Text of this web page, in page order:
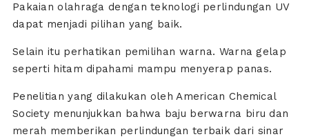
Pakaian olahraga dengan teknologi perlindungan UV
dapat menjadi pilihan yang baik.
Selain itu perhatikan pemilihan warna. Warna gelap
seperti hitam dipahami mampu menyerap panas.
Penelitian yang dilakukan oleh American Chemical
Society menunjukkan bahwa baju berwarna biru dan
merah memberikan perlindungan terbaik dari sinar